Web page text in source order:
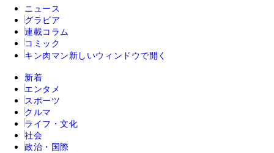
ニュース
グラビア
連載コラム
コミック
キン肉マン 新しいウィンドウで開く
新着
エンタメ
スポーツ
クルマ
ライフ・文化
社会
政治・国際